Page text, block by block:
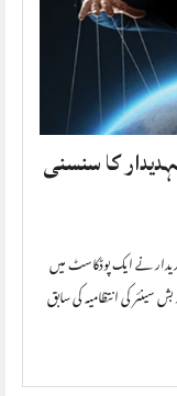
کا سنسنی
نے ایک پوڈکاسٹ میں
سینئر کی انتظامیہ کی سابق